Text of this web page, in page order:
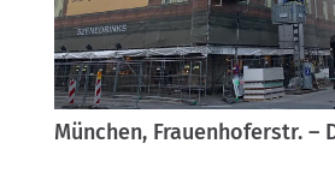
München, Frauenhoferstr. –